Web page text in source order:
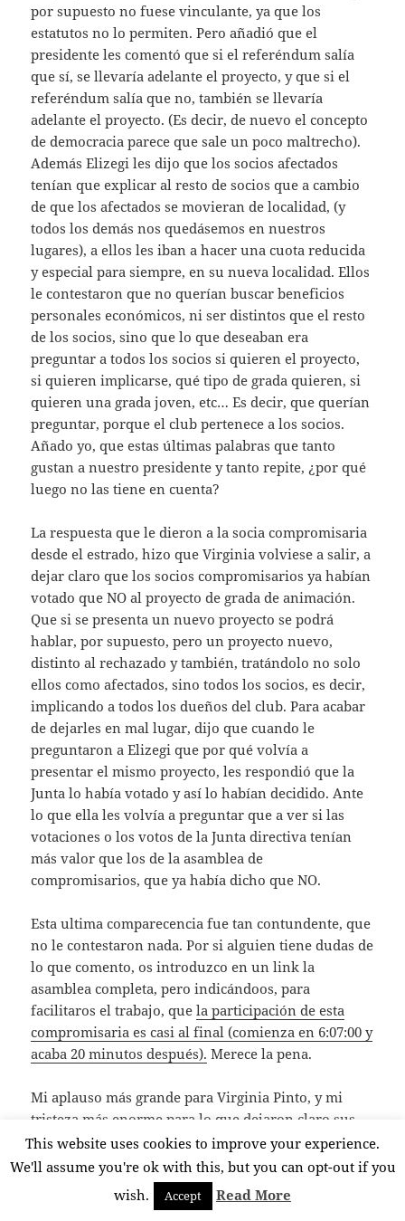
por supuesto no fuese vinculante, ya que los
estatutos no lo permiten. Pero añadió que el
presidente les comentó que si el referéndum salía
que sí, se llevaría adelante el proyecto, y que si el
referéndum salía que no, también se llevaría
adelante el proyecto. (Es decir, de nuevo el concepto
de democracia parece que sale un poco maltrecho).
Además Elizegi les dijo que los socios afectados
tenían que explicar al resto de socios que a cambio
de que los afectados se movieran de localidad, (y
todos los demás nos quedásemos en nuestros
lugares), a ellos les iban a hacer una cuota reducida
y especial para siempre, en su nueva localidad. Ellos
le contestaron que no querían buscar beneficios
personales económicos, ni ser distintos que el resto
de los socios, sino que lo que deseaban era
preguntar a todos los socios si quieren el proyecto,
si quieren implicarse, qué tipo de grada quieren, si
quieren una grada joven, etc… Es decir, que querían
preguntar, porque el club pertenece a los socios.
Añado yo, que estas últimas palabras que tanto
gustan a nuestro presidente y tanto repite, ¿por qué
luego no las tiene en cuenta?
La respuesta que le dieron a la socia compromisaria
desde el estrado, hizo que Virginia volviese a salir, a
dejar claro que los socios compromisarios ya habían
votado que NO al proyecto de grada de animación.
Que si se presenta un nuevo proyecto se podrá
hablar, por supuesto, pero un proyecto nuevo,
distinto al rechazado y también, tratándolo no solo
ellos como afectados, sino todos los socios, es decir,
implicando a todos los dueños del club. Para acabar
de dejarles en mal lugar, dijo que cuando le
preguntaron a Elizegi que por qué volvía a
presentar el mismo proyecto, les respondió que la
Junta lo había votado y así lo habían decidido. Ante
lo que ella les volvía a preguntar que a ver si las
votaciones o los votos de la Junta directiva tenían
más valor que los de la asamblea de
compromisarios, que ya había dicho que NO.
Esta ultima comparecencia fue tan contundente, que
no le contestaron nada. Por si alguien tiene dudas de
lo que comento, os introduzco en un link la
asamblea completa, pero indicándoos, para
facilitaros el trabajo, quela participación de esta
compromisaria es casi al final (comienza en 6:07:00 y
acaba 20 minutos después). Merece la pena.
Mi aplauso más grande para Virginia Pinto, y mi
tristeza más enorme para lo que dejaron claro sus
palabras sobre la actuación de esta junta y del
presidente, empeñados en decir unas cosas y hacer
las contrarias, en esto y en otro montón de
cuestiones que han tratado durante su mandato. Y
This website uses cookies to improve your experience.
We'll assume you're ok with this, but you can opt-out if you
wish.
Accept Read More